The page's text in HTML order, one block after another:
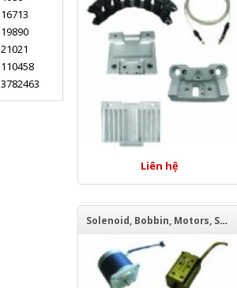
16713
19890
21021
110458
3782463
Liên hệ
Solenoid, Bobbin, Motors, Sensors